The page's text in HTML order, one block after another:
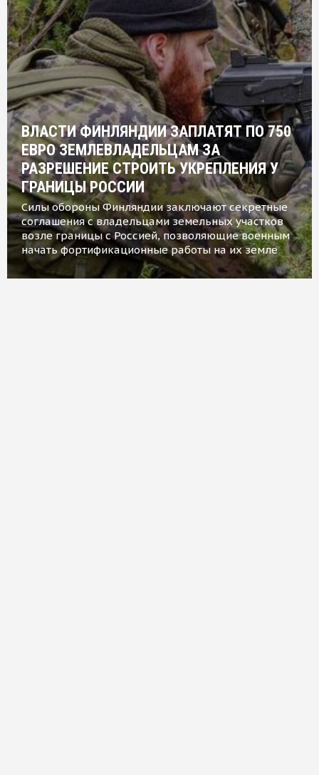
ВЛАСТИ ФИНЛЯНДИИ ЗАПЛАТЯТ ПО 750
ЕВРО ЗЕМЛЕВЛАДЕЛЬЦАМ ЗА
РАЗРЕШЕНИЕ СТРОИТЬ УКРЕПЛЕНИЯ У
ГРАНИЦЫ РОССИИ
Силы обороны Финляндии заключают секретные
соглашения с владельцами земельных участков
возле границы с Россией, позволяющие военным
начать фортификационные работы на их земле